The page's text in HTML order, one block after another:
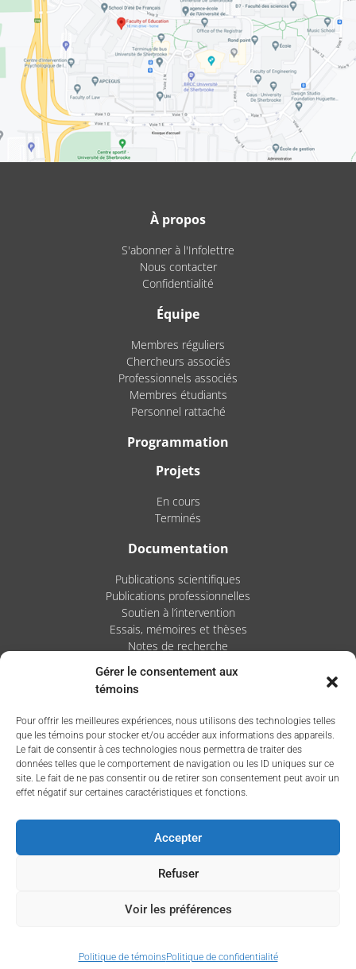
Gérer le consentement aux
témoins
Pour offrir les meilleures expériences, nous utilisons des technologies telles
que les témoins pour stocker et/ou accéder aux informations des appareils.
Le fait de consentir à ces technologies nous permettra de traiter des
données telles que le comportement de navigation ou les ID uniques sur ce
site. Le fait de ne pas consentir ou de retirer son consentement peut avoir un
effet négatif sur certaines caractéristiques et fonctions.
Accepter
Refuser
Voir les préférences
Politique de témoinsPolitique de confidentialité
À propos
S'abonner à l'Infolettre
Nous contacter
Confidentialité
Équipe
Membres réguliers
Chercheurs associés
Professionnels associés
Membres étudiants
Personnel rattaché
Programmation
Projets
En cours
Terminés
Documentation
Publications scientifiques
Publications professionnelles
Soutien à l’intervention
Essais, mémoires et thèses
Notes de recherche
Activités
Nouvelles